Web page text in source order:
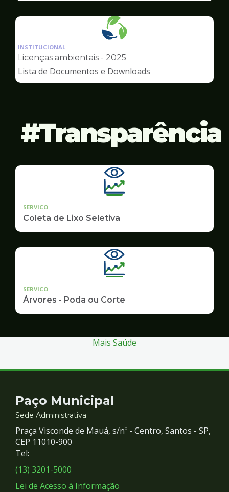
Ilustração
pagina
Meio
INSTITUCIONAL
Licenças ambientais - 2025
Lista de Documentos e Downloads
Transparência
SERVICO
Coleta de Lixo Seletiva
SERVICO
Árvores - Poda ou Corte
Mais Saúde
Contato
e
Redes
Sociais
Paço Municipal
Sede Administrativa
Praça Visconde de Mauá, s/nº - Centro, Santos - SP,
CEP 11010-900
Tel:
(13) 3201-5000
Lei de Acesso à Informação